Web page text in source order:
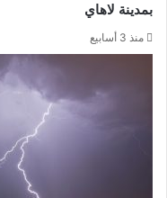
بمدينة لاهاي
منذ 3 أسابيع